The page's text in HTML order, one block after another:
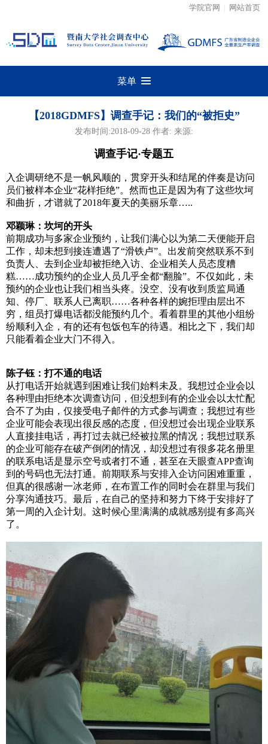
学院官网 网站首页
菜单
【2018GDMFS】调查手记：我们的“被拒史”
发布时间:2018-09-28 作者: 来源:
调查手记·专题五
入企调研绝不是一帆风顺的，贯穿开头和结尾的伴奏是访问
员们被样本企业“花样拒绝”。然而也正是因为有了这些坎坷
和曲折，才谱就了2018年夏天的美丽乐章…..
邓颖琳：坎坷的开头
前期成功与多家企业预约，让我们满心以为第二天便能开启
工作，却未想到接连遭遇了“滑铁卢”。出发前突然联系不到
负责人、去到企业却被拒绝入访、企业相关人员态度糟
糕……成功预约的企业人员几乎全都“翻脸”。不仅如此，未
预约的企业也让我们相当头疼。没空、没有收到质监局通
知、停厂、联系人已离职……各种各样的婉拒理由层出不
穷，组员打爆电话都没能预约几个。看着群里的其他小组纷
纷顺利入企，有的还有包饭包车的待遇。相比之下，我们却
只能看着企业大门不得入。
陈子钰：打不通的电话
从打电话开始就遇到困难让我们始料未及。我想过企业会以
各种理由拒绝本次调查访问，但没想到有的企业会以太忙配
合不了为由，仅接受电子邮件的方式参与调查；我想过有些
企业可能会表现出很反感的态度，但没想过会出现企业联系
人直接挂电话，再打过去就已经被拉黑的情况；我想过联系
的企业可能存在破产倒闭的情况，却没想过有很多花名册里
的联系电话是显示空号或者打不通，甚至在天眼查APP查询
到的号码也无法打通。前期联系与安排入企访问困难重重，
但真的很感谢一冰老师，在布置工作的同时会在群里与我们
分享沟通技巧。最后，在自己的坚持和努力下终于安排好了
第一周的入企计划。这时候心里满满的成就感别提有多高兴
了。